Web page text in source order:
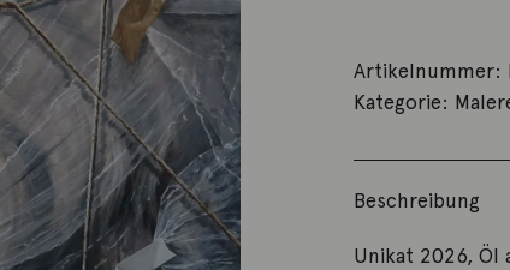
Artikelnummer:
Kategorie:
Beschreibung
Unikat 2026, Öl